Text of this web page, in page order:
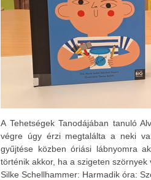
A Tehetségek Tanodájában tanuló
végre úgy érzi megtalálta a neki
gyűjtése közben óriási lábnyomra
történik akkor, ha a szigeten szörnyek
Silke Schellhammer: Harmadik óra: